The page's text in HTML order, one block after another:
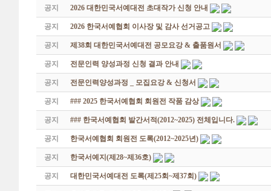
공지 2026 대한민국서예대전 초대작가 신청 안내
공지 2026 한국서예협회 이사장 및 감사 선거공고
공지 제38회 대한민국서예대전 공모요강 & 출품원서
공지 전문인력 양성과정 신청 결과 안내
공지 전문인력양성과정 _ 모집요강 & 신청서
공지 ### 2025 한국서예협회 회원전 작품 감상
공지 ### 한국서예협회 발간서적(2012~2025) 전체입니다.
공지 한국서예협회 회원전 도록(2012~2025년)
공지 한국서예지(제28~제36호)
공지 대한민국서예대전 도록(제25회~제37회)